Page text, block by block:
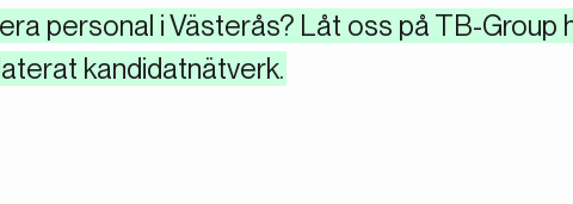
personal i Västerås? Låt oss på TB-Group
kandidatnätverk.